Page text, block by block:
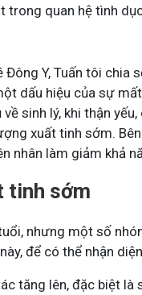
trong quan hệ tình
Y, Tuấn tôi chia
dấu hiệu của sự
sinh lý, khi thận
xuất tinh sớm.
nhân làm giảm khả
tinh sớm
nhưng một số
để có thể nhận
tăng lên, đặc biệt